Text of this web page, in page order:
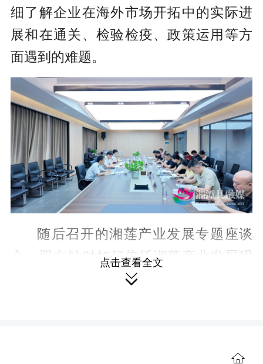
细了解企业在海外市场开拓中的实际进
展和在通关、检验检疫、政策运用等方
面遇到的难题。
随后召开的湘莲产业发展专题座谈
会，双方针对如何依托湘莲产业发展现
状，进行产业基础与技术升级，加强湘
点击查看全文
